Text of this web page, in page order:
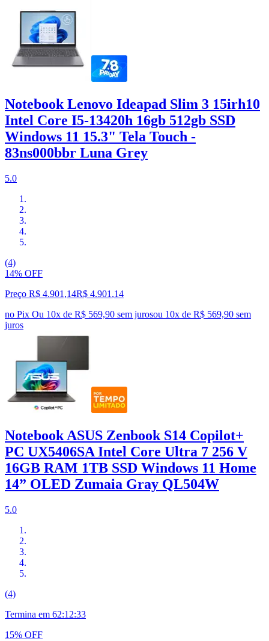
Notebook Lenovo Ideapad Slim 3 15irh10
Intel Core I5-13420h 16gb 512gb SSD
Windows 11 15.3" Tela Touch -
83ns000bbr Luna Grey
5.0
(4)
14% OFF
Preço R$ 4.901,14R$ 4.901 ,14
no Pix Ou 10x de R$ 569,90 sem jurosou 10x de R$ 569,90 sem
juros
Notebook ASUS Zenbook S14 Copilot+
PC UX5406SA Intel Core Ultra 7 256 V
16GB RAM 1TB SSD Windows 11 Home
14” OLED Zumaia Gray QL504W
5.0
(4)
Termina em 62:12:32
15% OFF